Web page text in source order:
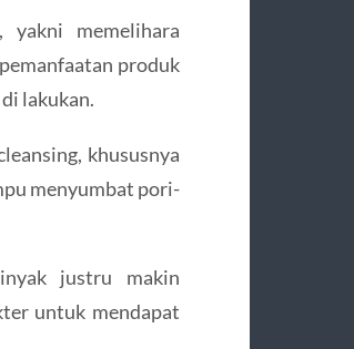
yakni memelihara
produk
lakukan.
khususnya
menyumbat pori-
justru makin
untuk mendapat